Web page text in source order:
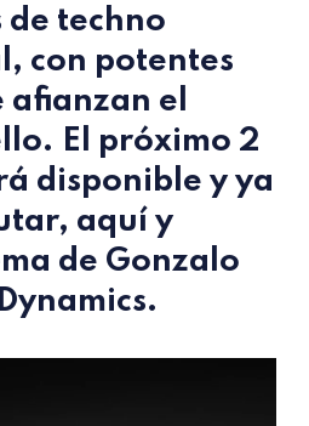
de techno
con potentes
afianzan el
El próximo 2
disponible y ya
aquí y
de Gonzalo